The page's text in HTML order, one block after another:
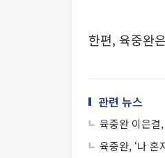
한편, 육중완
관련 뉴스
육중완 이은결
육중완, ‘나 혼